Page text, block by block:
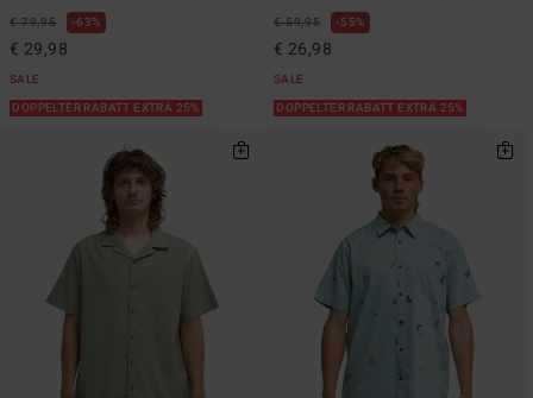
€ 79,95 63%
€ 29,98
SALE
DOPPELTER RABATT EXTRA 25%
€ 59,95 55%
€ 26,98
SALE
DOPPELTER RABATT EXTRA 25%